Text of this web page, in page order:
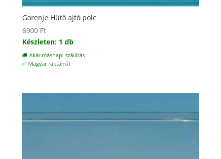
Gorenje Hűtő ajtó polc
6900 Ft
Készleten: 1 db
🚚 Akár másnapi szállítás
✅ Magyar raktárról